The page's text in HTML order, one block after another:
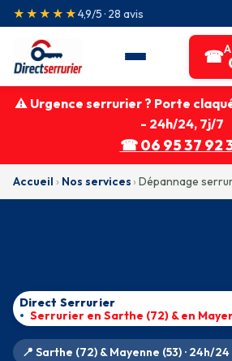
★★★★★4,9/5 · 28 avis
☎
⚠ Urgence serrurier ? Porte
- 24h/24, 7j/7
☎ 06 95 37 92
Accueil › Nos services › Dépannage
Direct Serrurier
Serrurier en Sarthe (72) & en
📍 Sarthe (72) & Mayenne (53) · 24h/